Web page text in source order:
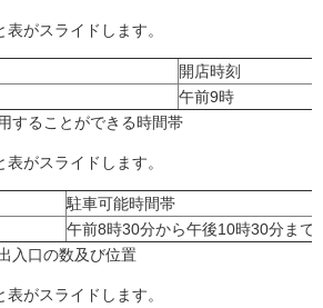
がスライドします。
開店時刻
午前9時
ることができる時間帯
がスライドします。
駐車可能時間帯
午前8時30分から午後10時30分まで
入口の数及び位置
がスライドします。